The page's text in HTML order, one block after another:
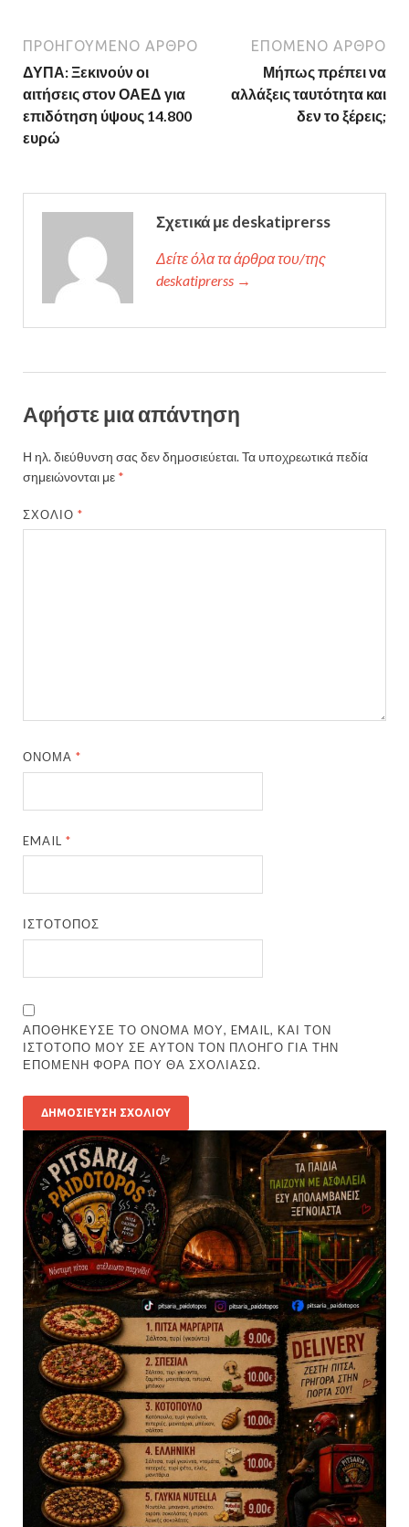
ΠΡΟΗΓΟΎΜΕΝΟ ΆΡΘΡΟ
ΔΥΠΑ: Ξεκινούν οι
αιτήσεις στον ΟΑΕΔ για
επιδότηση ύψους 14.800
ευρώ
ΕΠΌΜΕΝΟ ΆΡΘΡΟ
Μήπως πρέπει να
αλλάξεις ταυτότητα και
δεν το ξέρεις;
Σχετικά με deskatiprerss
Δείτε όλα τα άρθρα του/της
deskatiprerss →
Αφήστε μια απάντηση
Η ηλ. διεύθυνση σας δεν δημοσιεύεται.Τα υποχρεωτικά πεδία
σημειώνονται με *
ΣΧΌΛΙΟ*
ΌΝΟΜΑ*
EMAIL*
ΙΣΤΌΤΟΠΟΣ
ΑΠΟΘΉΚΕΥΣΕ ΤΟ ΌΝΟΜΆ ΜΟΥ, EMAIL, ΚΑΙ ΤΟΝ
ΙΣΤΌΤΟΠΟ ΜΟΥ ΣΕ ΑΥΤΌΝ ΤΟΝ ΠΛΟΗΓΌ ΓΙΑ ΤΗΝ
ΕΠΌΜΕΝΗ ΦΟΡΆ ΠΟΥ ΘΑ ΣΧΟΛΙΆΣΩ.